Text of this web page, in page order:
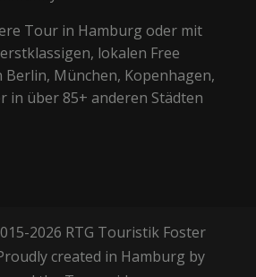
Tour in Hamburg oder mit
lokalen Free
München, Kopenhagen,
in über 85+ anderen Städten
2026 RTG Touristik Foster
created in Hamburg by